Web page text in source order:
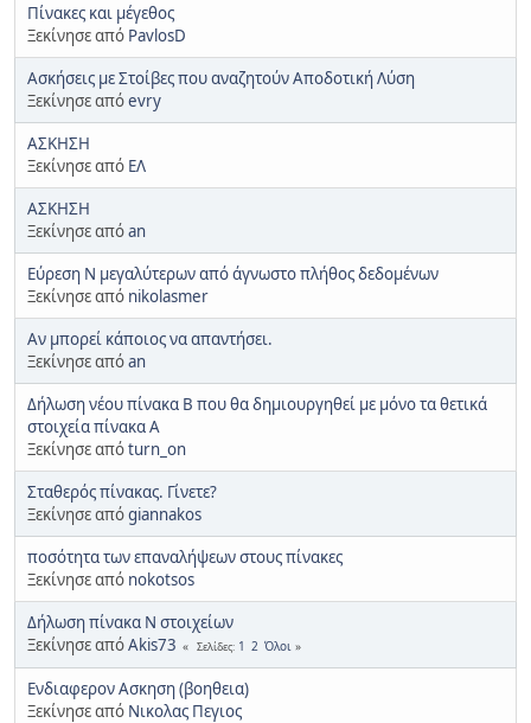
Πίνακες και μέγεθος
Ξεκίνησε από PavlosD
Ασκήσεις με Στοίβες που αναζητούν Αποδοτική Λύση
Ξεκίνησε απόevry
ΑΣΚΗΣΗ
Ξεκίνησε από ΕΛ
ΑΣΚΗΣΗ
Ξεκίνησε απόan
Εύρεση Ν μεγαλύτερων από άγνωστο πλήθος δεδομένων
Ξεκίνησε από nikolasmer
Αν μπορεί κάποιος να απαντήσει.
Ξεκίνησε απόan
Δήλωση νέου πίνακα Β που θα δημιουργηθεί με μόνο τα θετικά
στοιχεία πίνακα Α
Ξεκίνησε απόturn_on
Σταθερός πίνακας. Γίνετε?
Ξεκίνησε απόgiannakos
ποσότητα των επαναλήψεων στους πίνακες
Ξεκίνησε από nokotsos
Δήλωση πίνακα Ν στοιχείων
Ξεκίνησε απόAkis73 Σελίδες 1 2 Όλοι
Ενδιαφερον Ασκηση (βοηθεια)
Ξεκίνησε από Νικολας Πεγιος